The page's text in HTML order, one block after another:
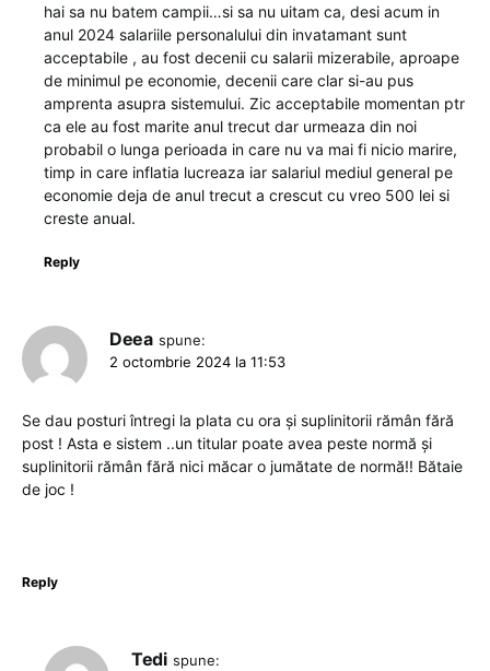
hai sa nu batem campii…si sa nu uitam ca, desi acum in
anul 2024 salariile personalului din invatamant sunt
acceptabile , au fost decenii cu salarii mizerabile, aproape
de minimul pe economie, decenii care clar si-au pus
amprenta asupra sistemului. Zic acceptabile momentan ptr
ca ele au fost marite anul trecut dar urmeaza din noi
probabil o lunga perioada in care nu va mai fi nicio marire,
timp in care inflatia lucreaza iar salariul mediul general pe
economie deja de anul trecut a crescut cu vreo 500 lei si
creste anual.
Reply
Deea spune:
2 octombrie 2024 la 11:53
Se dau posturi întregi la plata cu ora și suplinitorii rămân fără
post ! Asta e sistem ..un titular poate avea peste normă și
suplinitorii rămân fără nici măcar o jumătate de normă!! Bătaie
de joc !
Reply
Tedi spune: